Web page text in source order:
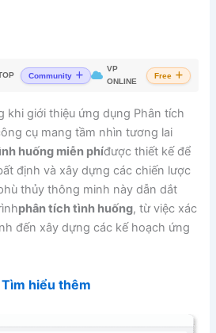
Community
VP
ONLINE
Free
khi giới thiệu ứng dụng Phân tích
cụ mang tầm nhìn tương lai
huống miễn phíđược thiết kế để
định và xây dựng các chiến lược
thủy thông minh này dẫn dắt
phân tích tình huống, từ việc xác
đến xây dựng các kế hoạch ứng
Tìm hiểu thêm